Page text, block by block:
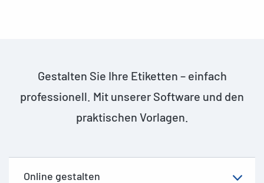
Gestalten Sie Ihre Etiketten – einfach
professionell. Mit unserer Software und den
praktischen Vorlagen.
Online gestalten